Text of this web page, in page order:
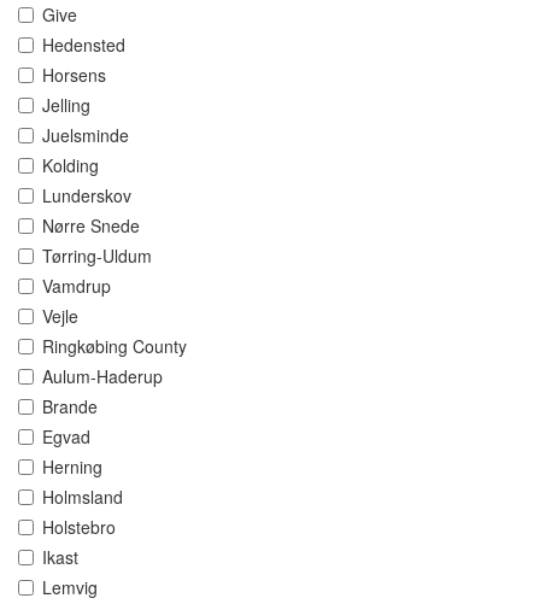
Give
Hedensted
Horsens
Jelling
Juelsminde
Kolding
Lunderskov
Nørre Snede
Tørring-Uldum
Vamdrup
Vejle
Ringkøbing County
Aulum-Haderup
Brande
Egvad
Herning
Holmsland
Holstebro
Ikast
Lemvig